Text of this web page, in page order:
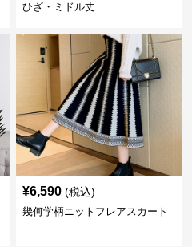
ひざ・ミドル丈
¥6,590 (税込)
幾何学柄ニットフレアスカート